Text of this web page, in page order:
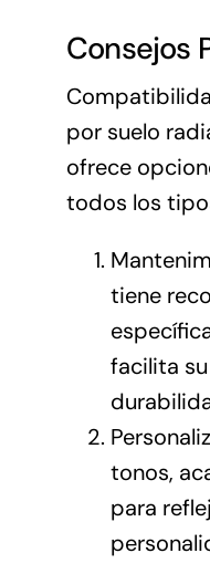
Consejos
por suelo
ofrece
todos los
tiene
facilita
tonos,
para